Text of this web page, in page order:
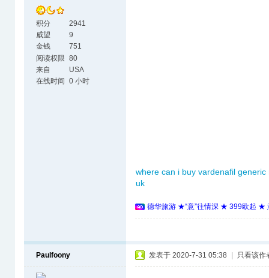
积分
2941
威望
9
金钱
751
阅读权限 80
来自
USA
在线时间
0 小时
where can i buy vardenafil generic
uk
德华旅游 ★“意”往情深 ★ 399欧起 ★
Paulfoony 发表于 2020-7-31 05:38 只看该作